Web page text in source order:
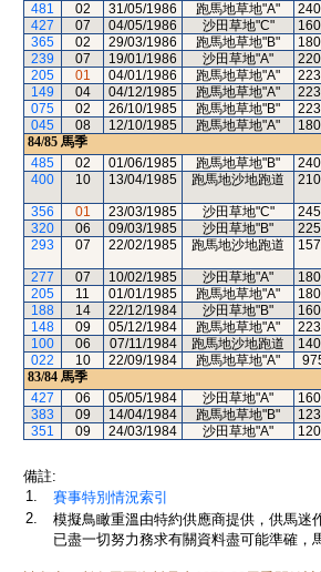
481
02 31/05/1986 跑馬地草地"A"
427
07 04/05/1986 沙田草地"C"
365
02 29/03/1986 跑馬地草地"B"
239
07 19/01/1986 沙田草地"A"
205
01 04/01/1986 跑馬地草地"A"
149
04 04/12/1985 跑馬地草地"A"
075
02 26/10/1985 跑馬地草地"B"
045
08 12/10/1985 跑馬地草地"A"
84/85 馬季
485
02 01/06/1985 跑馬地草地"B"
400
10 13/04/1985 跑馬地沙地跑道
356 01 23/03/1985 沙田草地"C"
320
06 09/03/1985 沙田草地"B"
293
07 22/02/1985 跑馬地沙地跑道
277 07 10/02/1985 沙田草地"A"
205
11 01/01/1985 跑馬地草地"A"
188
14 22/12/1984 沙田草地"B"
148
09 05/12/1984 跑馬地草地"A"
100
06 07/11/1984 跑馬地沙地跑道
022
10 22/09/1984 跑馬地草地"A"
83/84 馬季
427
06 05/05/1984 沙田草地"A"
383
09 14/04/1984 跑馬地草地"B"
351
09 24/03/1984 沙田草地"A"
備註:
1.
賽事特別情況索引
2.
模擬鳥瞰重溫由特約供應商提供，供馬迷
已盡一切努力務求有關資料盡可能準確